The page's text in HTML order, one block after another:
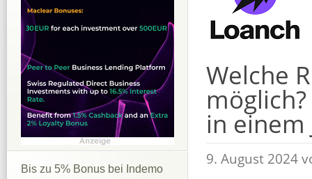
Welche
in einem
9. August 2024
Bis zu 5% Bonus bei Indemo